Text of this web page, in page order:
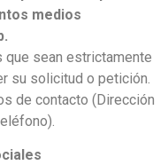
medios
sean estrictamente
su solicitud o petición.
de contacto (Dirección